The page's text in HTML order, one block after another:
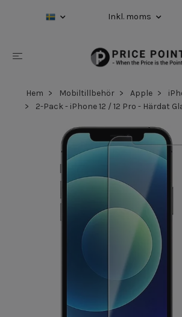
Inkl. moms
Hem Mobiltillbehör Apple
2-Pack - iPhone 12 / 12 Pro - Härdat